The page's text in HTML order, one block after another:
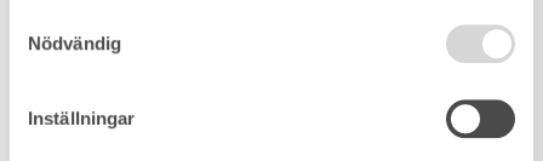
Nödvändig
Inställningar